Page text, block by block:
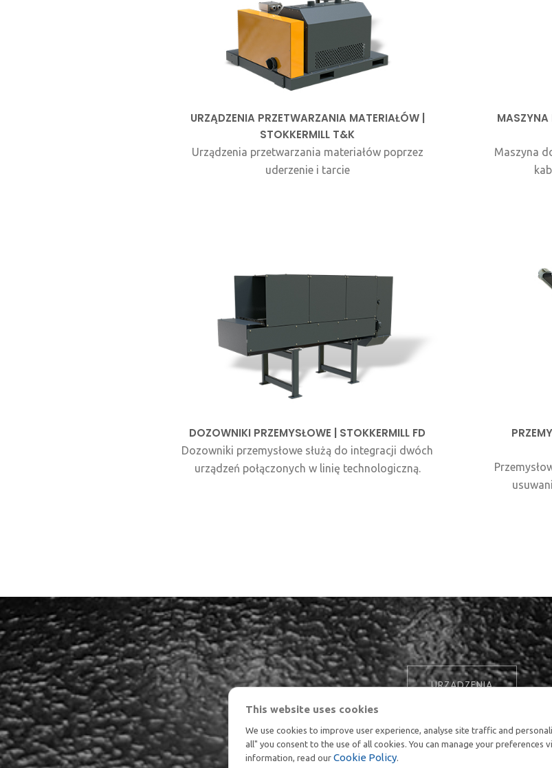
URZĄDZENIA PRZETWARZANIA MATERIAŁÓW |
STOKKERMILL T&K
Urządzenia przetwarzania materiałów poprzez
uderzenie i tarcie
MASZYNA
Maszyna
DOZOWNIKI PRZEMYSŁOWE | STOKKERMILL FD
Dozowniki przemysłowe służą do integracji dwóch
urządzeń połączonych w linię technologiczną.
URZĄDZENIA
This website uses cookies
We use cookies to improve user experience, analyse site traffic and
all" you consent to the use of all cookies. You can manage your preferences
information, read our Cookie Policy.